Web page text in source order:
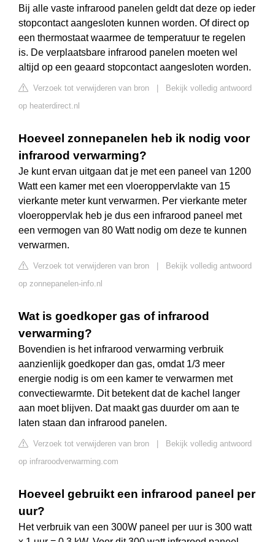
Bij alle vaste infrarood panelen geldt dat deze op ieder
stopcontact aangesloten kunnen worden. Of direct op
een thermostaat waarmee de temperatuur te regelen
is. De verplaatsbare infrarood panelen moeten wel
altijd op een geaard stopcontact aangesloten worden.
Verzoek tot verwijderen van bron
Bekijk volledig antwoord
op heaterdirect.nl
Hoeveel zonnepanelen heb ik nodig voor
infrarood verwarming?
Je kunt ervan uitgaan dat je met een paneel van 1200
Watt een kamer met een vloeroppervlakte van 15
vierkante meter kunt verwarmen. Per vierkante meter
vloeroppervlak heb je dus een infrarood paneel met
een vermogen van 80 Watt nodig om deze te kunnen
verwarmen.
Verzoek tot verwijderen van bron
Bekijk volledig antwoord
op zonnepanelen-info.nl
Wat is goedkoper gas of infrarood
verwarming?
Bovendien is het infrarood verwarming verbruik
aanzienlijk goedkoper dan gas, omdat 1/3 meer
energie nodig is om een kamer te verwarmen met
convectiewarmte. Dit betekent dat de kachel langer
aan moet blijven. Dat maakt gas duurder om aan te
laten staan dan infrarood panelen.
Verzoek tot verwijderen van bron
Bekijk volledig antwoord
op infraroodverwarming.com
Hoeveel gebruikt een infrarood paneel per
uur?
Het verbruik van een 300W paneel per uur is 300 watt